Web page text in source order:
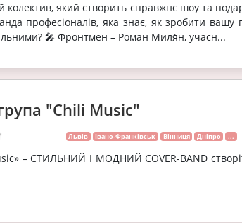
колектив, який створить справжнє шоу та
професіоналів, яка знає, як зробити
🎤 Фронтмен – Роман Миля́н, учасн...
"Chili Music"
Львів Івано-Франківськ Вінниця Дніпро ...
– СТИЛЬНИЙ І МОДНИЙ COVER-BAND